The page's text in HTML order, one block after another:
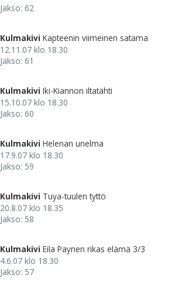
Jakso: 62
Kulmakivi Kapteenin viimeinen satama
12.11.07 klo 18.30
Jakso: 61
Kulmakivi Iki-Kiannon iltatähti
15.10.07 klo 18.30
Jakso: 60
Kulmakivi Helenan unelma
17.9.07 klo 18.30
Jakso: 59
Kulmakivi Tuya-tuulen tyttö
20.8.07 klo 18.35
Jakso: 58
Kulmakivi Eila Paynen rikas elämä 3/3
4.6.07 klo 18.30
Jakso: 57